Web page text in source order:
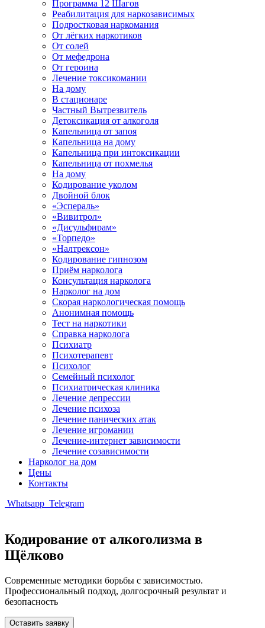
Программа 12 Шагов
Реабилитация для наркозависимых
Подростковая наркомания
От лёгких наркотиков
От солей
От мефедрона
От героина
Лечение токсикомании
На дому
В стационаре
Частный Вытрезвитель
Детоксикация от алкоголя
Капельница от запоя
Капельница на дому
Капельница при интоксикации
Капельница от похмелья
На дому
Кодирование уколом
Двойной блок
«Эспераль»
«Вивитрол»
«Дисульфирам»
«Торпедо»
«Налтрексон»
Кодирование гипнозом
Приём нарколога
Консультация нарколога
Нарколог на дом
Скорая наркологическая помощь
Анонимная помощь
Тест на наркотики
Справка нарколога
Психиатр
Психотерапевт
Психолог
Семейный психолог
Психиатрическая клиника
Лечение депрессии
Лечение психоза
Лечение панических атак
Лечение игромании
Лечение-интернет зависимости
Лечение созависимости
Нарколог на дом
Цены
Контакты
Whatsapp Telegram
Кодирование от алкоголизма в
Щёлково
Современные методики борьбы с зависимостью.
Профессиональный подход, долгосрочный результат и
безопасность
Оставить заявку